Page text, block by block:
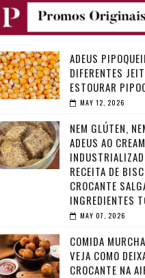
ADEUS
DIFERENTES
ESTOURAR
MAY 12, 2026
NEM GLÚTEN,
ADEUS AO
RECEITA DE
CROCANTE
INGREDIENTES
MAY 07, 2026
COMIDA
VEJA COMO
CROCANTE NA